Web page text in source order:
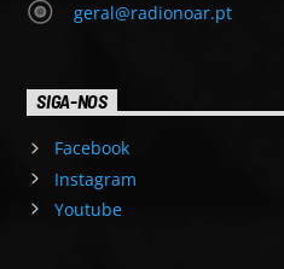
geral@radionoar.pt
SIGA-NOS
Facebook
Instagram
Youtube